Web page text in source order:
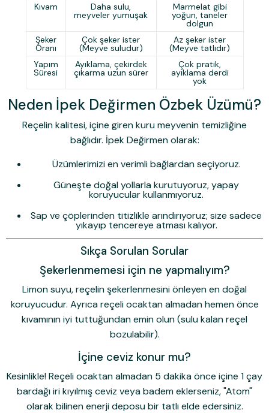
Kıvam
Daha sulu,
meyveler yumuşak
Marmelat gibi
yoğun, taneler
dolgun
Şeker
Oranı
Çok şeker ister
(Meyve suludur)
Az şeker ister
(Meyve tatlıdır)
Yapım
Süresi
Ayıklama, çekirdek
çıkarma uzun sürer
Çok pratik,
ayıklama derdi
yok
Neden İpek Değirmen Özbek Üzümü?
Reçelin kalitesi, içine giren kuru meyvenin temizliğine
bağlıdır. İpek Değirmenolarak:
Üzümlerimizi en verimli bağlardan seçiyoruz.
Güneşte doğal yollarla kurutuyoruz, yapay
koruyucular kullanmıyoruz.
Sap ve çöplerinden titizlikle arındırıyoruz; size sadece
yıkayıp tencereye atması kalıyor.
Sıkça Sorulan Sorular
Şekerlenmemesi için ne yapmalıyım?
Limon suyu, reçelin şekerlenmesini önleyen en doğal
koruyucudur. Ayrıca reçeli ocaktan almadan hemen önce
kıvamının iyi tuttuğundan emin olun (sulu kalan reçel
bozulabilir).
İçine ceviz konur mu?
Kesinlikle! Reçeli ocaktan almadan 5 dakika önce içine 1 çay
bardağı iri kıyılmış ceviz veya badem eklerseniz, "Atom"
olarak bilinen enerji deposu bir tatlı elde edersiniz.